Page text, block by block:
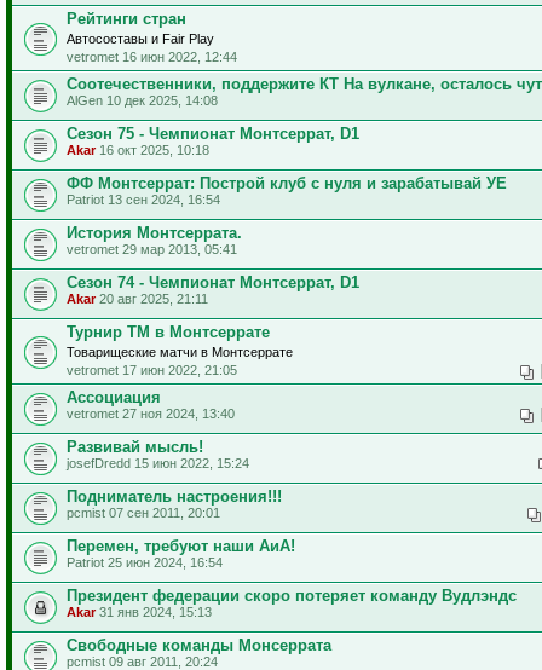
Рейтинги стран
Автосоставы и Fair Play
vetromet 16 июн 2022, 12:44
Соотечественники, поддержите КТ На вулкане, осталось
AlGen 10 дек 2025, 14:08
Сезон 75 - Чемпионат Монтсеррат, D1
Akar16 окт 2025, 10:18
ФФ Монтсеррат: Построй клуб с нуля и зарабатывай УЕ
Patriot 13 сен 2024, 16:54
История Монтсеррата.
vetromet 29 мар 2013, 05:41
Сезон 74 - Чемпионат Монтсеррат, D1
Akar20 авг 2025, 21:11
Турнир ТМ в Монтсеррате
Товарищеские матчи в Монтсеррате
vetromet 17 июн 2022, 21:05
Ассоциация
vetromet 27 ноя 2024, 13:40
Развивай мысль!
josefDredd 15 июн 2022, 15:24
Подниматель настроения!!!
pcmist 07 сен 2011, 20:01
Перемен, требуют наши АиА!
Patriot 25 июн 2024, 16:54
Президент федерации скоро потеряет команду Вудлэндс
Akar31 янв 2024, 15:13
Свободные команды Монсеррата
pcmist 09 авг 2011, 20:24